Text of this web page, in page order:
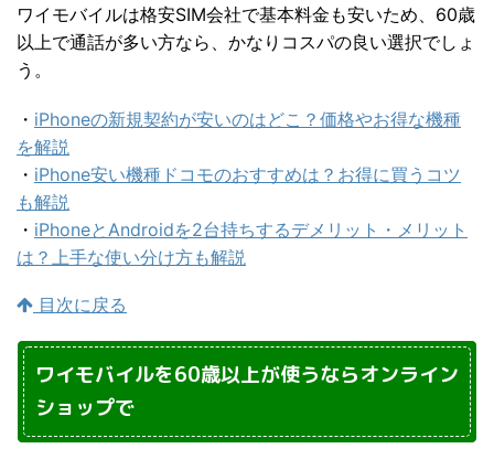
ワイモバイルは格安SIM会社で基本料金も安いため、60歳
以上で通話が多い方なら、かなりコスパの良い選択でしょ
う。
・ iPhoneの新規契約が安いのはどこ？価格やお得な機種
を解説
・ iPhone安い機種ドコモのおすすめは？お得に買うコツ
も解説
・ iPhoneとAndroidを2台持ちするデメリット・メリット
は？上手な使い分け方も解説
目次に戻る
ワイモバイルを60歳以上が使うならオンライン
ショップで